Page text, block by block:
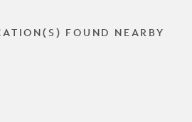
FOUND NEARBY